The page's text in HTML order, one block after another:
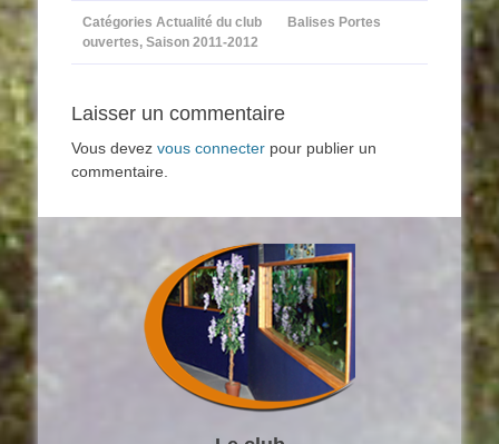
Catégories Actualité du club Balises Portes
ouvertes, Saison 2011-2012
Laisser un commentaire
Vous devez vous connecter pour publier un
commentaire.